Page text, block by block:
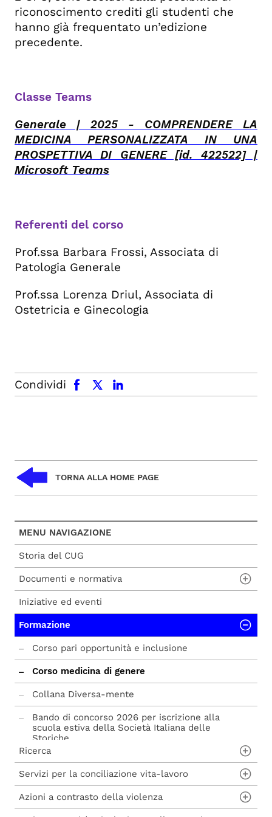
riconoscimento crediti gli studenti che
hanno già frequentato un’edizione
precedente.
Classe Teams
Generale | 2025 - COMPRENDERE LA
MEDICINA PERSONALIZZATA IN UNA
PROSPETTIVA DI GENERE [id. 422522] |
Microsoft Teams
Referenti del corso
Prof.ssa Barbara Frossi, Associata di
Patologia Generale
Prof.ssa Lorenza Driul, Associata di
Ostetricia e Ginecologia
Condividi
facebook x.com linkedin
TORNA ALLA HOME PAGE
MENU NAVIGAZIONE
Storia del CUG
Documenti e normativa
Regolamento CUG
Bilanci di genere
PAP-GEP
Alias
Iniziative ed eventi
Formazione
Corso pari opportunità e inclusione
Corso medicina di genere
Collana Diversa-mente
Bando di concorso 2026 per iscrizione alla
scuola estiva della Società Italiana delle
Storiche
Ricerca
In costruzione
Across - European Cross-Border University
Servizi per la conciliazione vita-lavoro
Quiet Room
Azioni a contrasto della violenza